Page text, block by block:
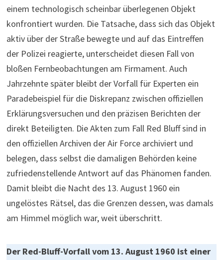
einem technologisch scheinbar überlegenen Objekt
konfrontiert wurden. Die Tatsache, dass sich das Objekt
aktiv über der Straße bewegte und auf das Eintreffen
der Polizei reagierte, unterscheidet diesen Fall von
bloßen Fernbeobachtungen am Firmament. Auch
Jahrzehnte später bleibt der Vorfall für Experten ein
Paradebeispiel für die Diskrepanz zwischen offiziellen
Erklärungsversuchen und den präzisen Berichten der
direkt Beteiligten. Die Akten zum Fall Red Bluff sind in
den offiziellen Archiven der Air Force archiviert und
belegen, dass selbst die damaligen Behörden keine
zufriedenstellende Antwort auf das Phänomen fanden.
Damit bleibt die Nacht des 13. August 1960 ein
ungelöstes Rätsel, das die Grenzen dessen, was damals
am Himmel möglich war, weit überschritt.
Der Red-Bluff-Vorfall vom 13. August 1960 ist einer